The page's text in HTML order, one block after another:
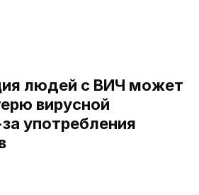
людей с ВИЧ может
вирусной
употребления